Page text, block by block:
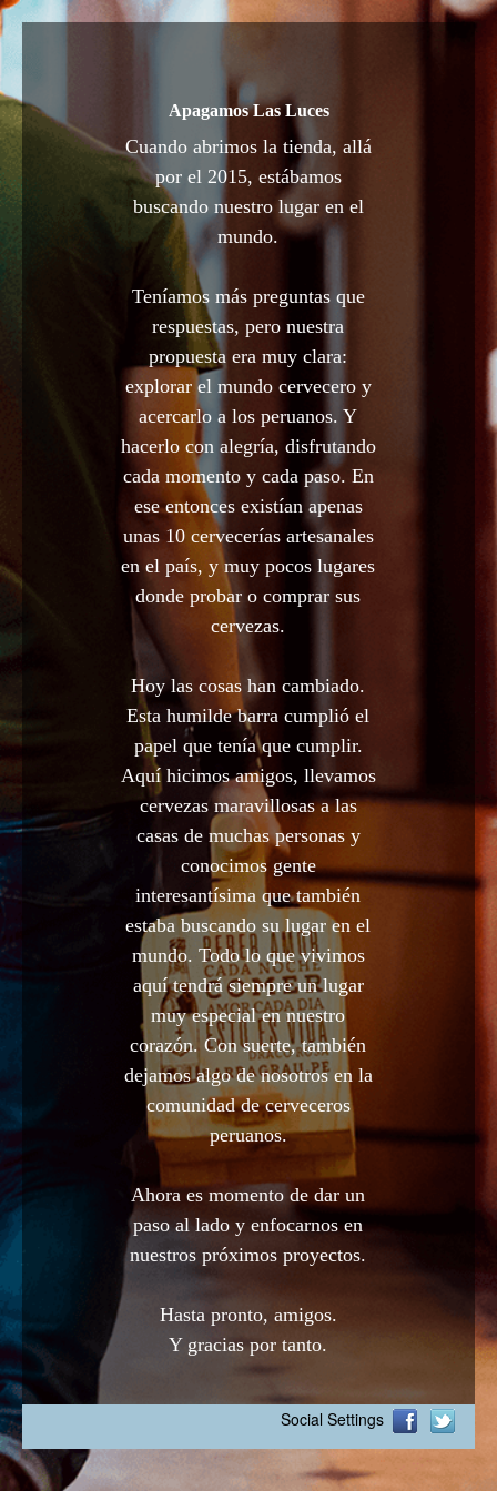
Apagamos Las Luces
Cuando abrimos la tienda, allá
por el 2015, estábamos
buscando nuestro lugar en el
mundo.
Teníamos más preguntas que
respuestas, pero nuestra
propuesta era muy clara:
explorar el mundo cervecero y
acercarlo a los peruanos. Y
hacerlo con alegría, disfrutando
cada momento y cada paso. En
ese entonces existían apenas
unas 10 cervecerías artesanales
en el país, y muy pocos lugares
donde probar o comprar sus
cervezas.
Hoy las cosas han cambiado.
Esta humilde barra cumplió el
papel que tenía que cumplir.
Aquí hicimos amigos, llevamos
cervezas maravillosas a las
casas de muchas personas y
conocimos gente
interesantísima que también
estaba buscando su lugar en el
mundo. Todo lo que vivimos
aquí tendrá siempre un lugar
muy especial en nuestro
corazón. Con suerte, también
dejamos algo de nosotros en la
comunidad de cerveceros
peruanos.
Ahora es momento de dar un
paso al lado y enfocarnos en
nuestros próximos proyectos.
Hasta pronto, amigos.
Y gracias por tanto.
Social Settings